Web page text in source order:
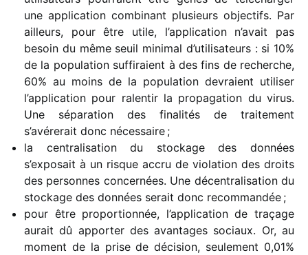
une appli­ca­tion combi­nant plusieurs objec­tifs. Par
ailleurs, pour être utile, l’application n’avait pas
besoin du même seuil mini­mal d’utilisateurs : si 10%
de la popu­la­tion suffi­raient à des fins de recherche,
60% au moins de la popu­la­tion devraient utili­ser
l’application pour ralen­tir la propa­ga­tion du virus.
Une sépa­ra­tion des fina­li­tés de trai­te­ment
s’avérerait donc nécessaire ;
la centra­li­sa­tion du stockage des données
s’exposait à un risque accru de viola­tion des droits
des personnes concer­nées. Une décen­tra­li­sa­tion du
stockage des données serait donc recommandée ;
pour être propor­tion­née, l’application de traçage
aurait dû appor­ter des avan­tages sociaux. Or, au
moment de la prise de déci­sion, seule­ment 0,01%